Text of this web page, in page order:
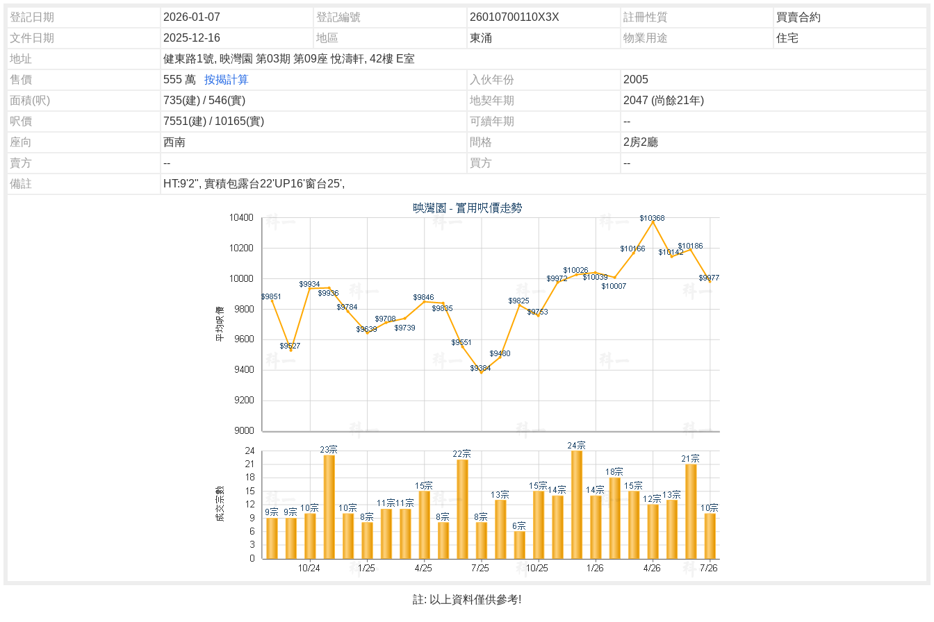
登記日期 2026-01-07 登記編號 26010700110X3X 註冊性質
買賣合約
文件日期
2025-12-16 地區 東涌 物業用途
住宅
地址
健東路1號, 映灣園 第03期 第09座 悅濤軒, 42樓 E室
售價
555 萬 按揭計算 入伙年份
2005
面積(呎)
735(建) / 546(實) 地契年期
2047 (尚餘21年)
呎價
7551(建) / 10165(實) 可續年期
--
座向
西南 間格
2房2廳
賣方
-- 買方
--
備註
HT:9'2", 實積包露台22'UP16'窗台25',
註: 以上資料僅供參考!